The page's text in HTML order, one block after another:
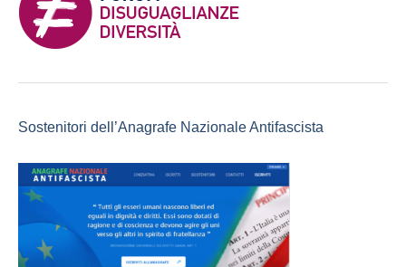
Sostenitori dell’Anagrafe Nazionale Antifascista